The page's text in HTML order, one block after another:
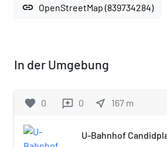
link OpenStreetMap (839734284)
In der Umgebung
favorite 0 reviews 0 near_me 167 m
U-Bahnhof